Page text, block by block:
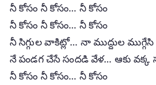
నీ కోసం నీ కోసం… నీ కోసం
నీ కోసం నీ కోసం… నీ కోసం
నీ సిగ్గుల వాకిట్లో… నా ముద్దుల ముగ్గేసి
నే పండగ చేసే సందడి వేళ… ఆకు వక్క
నీ కోసం నీ కోసం… నీ కోసం